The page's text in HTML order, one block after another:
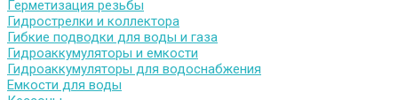
Герметизация резьбы
Гидрострелки и коллектора
Гибкие подводки для воды и газа
Гидроаккумуляторы и емкости
Гидроаккумуляторы для водоснабжения
Емкости для воды